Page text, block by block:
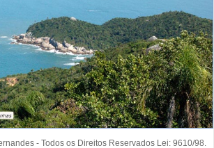
- Todos os Direitos Reservados Lei: 9610/98.